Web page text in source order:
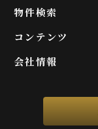
物件検索
コンテンツ
会社情報